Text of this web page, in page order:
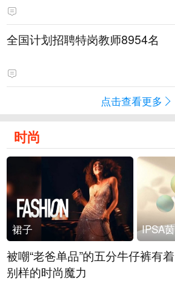
全国计划招聘特岗教师8954名
点击查看更多
时尚
裙子
被嘲“老爸单品”的五分牛仔裤有着
别样的时尚魔力